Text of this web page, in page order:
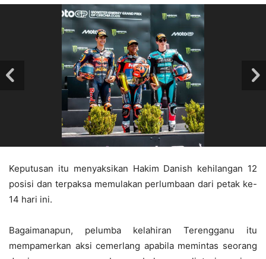
Keputusan itu menyaksikan Hakim Danish kehilangan 12
posisi dan terpaksa memulakan perlumbaan dari petak ke-
14 hari ini.
Bagaimanapun, pelumba kelahiran Terengganu itu
mempamerkan aksi cemerlang apabila memintas seorang